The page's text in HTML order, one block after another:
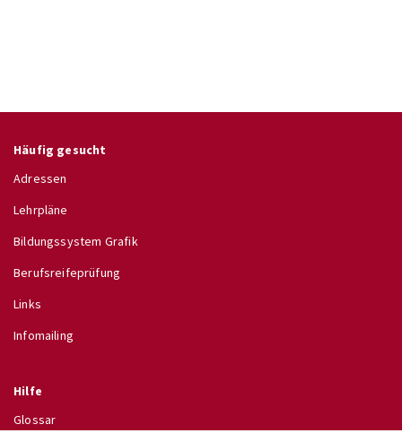
Häufig gesucht
Adressen
Lehrpläne
Bildungssystem Grafik
Berufsreifeprüfung
Links
Infomailing
Hilfe
Glossar